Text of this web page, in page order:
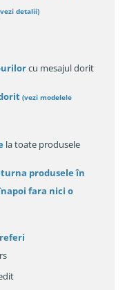
detalii)
cu mesajul dorit
(vezi modelele
la toate produsele
produsele în
fara nici o